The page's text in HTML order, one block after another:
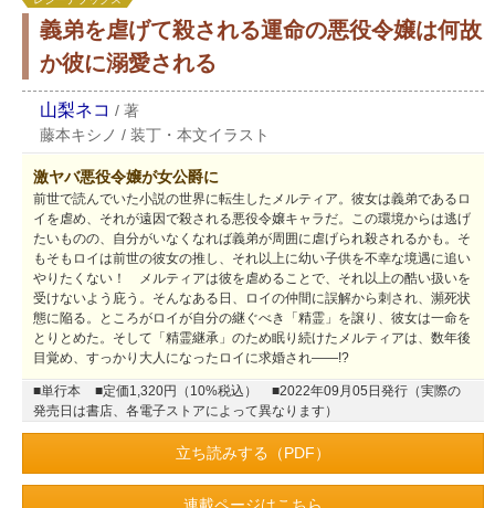
義弟を虐げて殺される運命の悪役令嬢は何故
か彼に溺愛される
山梨ネコ / 著
藤本キシノ / 装丁・本文イラスト
激ヤバ悪役令嬢が女公爵に
前世で読んでいた小説の世界に転生したメルティア。彼女は義弟であるロ
イを虐め、それが遠因で殺される悪役令嬢キャラだ。この環境からは逃げ
たいものの、自分がいなくなれば義弟が周囲に虐げられ殺されるかも。そ
もそもロイは前世の彼女の推し、それ以上に幼い子供を不幸な境遇に追い
やりたくない！ メルティアは彼を虐めることで、それ以上の酷い扱いを
受けないよう庇う。そんなある日、ロイの仲間に誤解から刺され、瀕死状
態に陥る。ところがロイが自分の継ぐべき「精霊」を譲り、彼女は一命を
とりとめた。そして「精霊継承」のため眠り続けたメルティアは、数年後
目覚め、すっかり大人になったロイに求婚され――!?
■単行本 ■定価1,320円（10%税込）
■2022年09月05日発行（実際の
発売日は書店、各電子ストアによって異なります）
立ち読みする（PDF）